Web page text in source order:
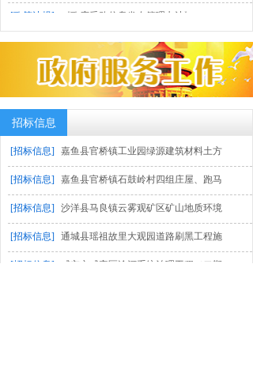
[政策法规] 《政府采购信息发布管理办法》
招标信息
[招标信息] 嘉鱼县官桥镇工业园绿源建筑材料土方
[招标信息] 嘉鱼县官桥镇石鼓岭村四组庄屋、跑马
[招标信息] 沙洋县马良镇云雾观矿区矿山地质环境
[招标信息] 通城县瑶祖故里大观园道路刷黑工程施
[招标信息] 咸宁市咸安区淦河系统治理工程（二期